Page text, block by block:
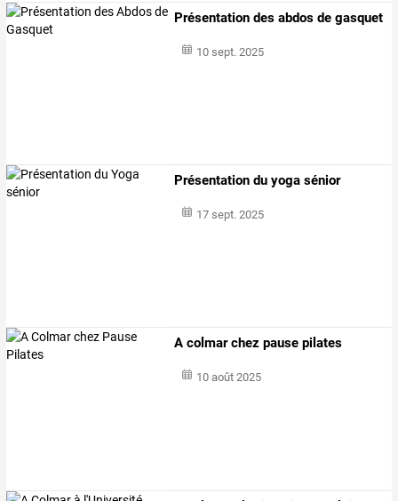
Présentation des abdos de gasquet
10 sept. 2025
Présentation du yoga sénior
17 sept. 2025
A colmar chez pause pilates
10 août 2025